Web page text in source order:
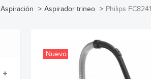
Aspiración > Aspirador trineo > Philips FC8241
Nuevo